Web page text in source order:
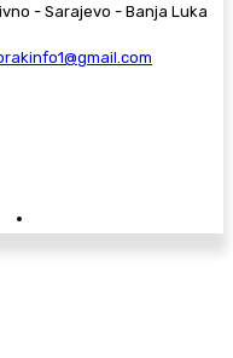
- Sarajevo - Banja Luka